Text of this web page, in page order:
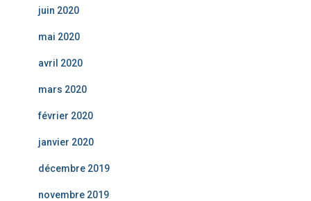
juin 2020
mai 2020
avril 2020
mars 2020
février 2020
janvier 2020
décembre 2019
novembre 2019